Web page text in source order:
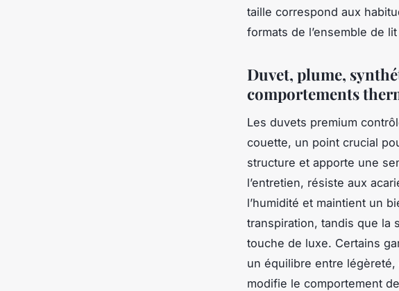
taille correspond aux
formats de l’ensemble de
Duvet, plume,
comportements
Les duvets premium
couette, un point crucial
structure et apporte une
l’entretien, résiste aux
l’humidité et maintient un
transpiration, tandis que la
touche de luxe. Certains
un équilibre entre
modifie le comportement